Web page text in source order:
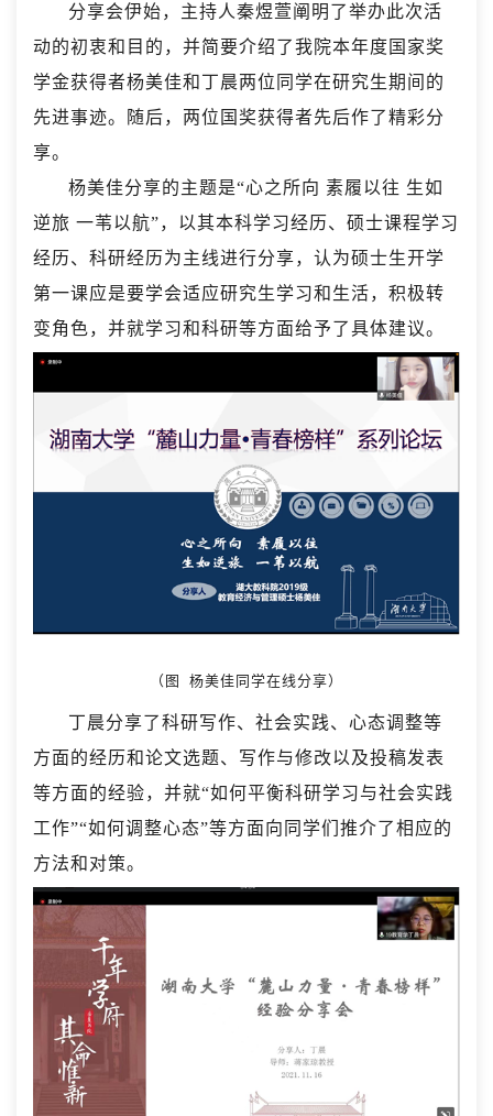
分享会伊始，主持人秦煜萱阐明了举办此次活
动的初衷和目的，并简要介绍了我院本年度国家奖
学金获得者杨美佳和丁晨两位同学在研究生期间的
先进事迹。随后，两位国奖获得者先后作了精彩分
享。
杨美佳分享的主题是“心之所向 素履以往 生如
逆旅 一苇以航”，以其本科学习经历、硕士课程学习
经历、科研经历为主线进行分享，认为硕士生开学
第一课应是要学会适应研究生学习和生活，积极转
变角色，并就学习和科研等方面给予了具体建议。
（图 杨美佳同学在线分享）
丁晨分享了科研写作、社会实践、心态调整等
方面的经历和论文选题、写作与修改以及投稿发表
等方面的经验，并就“如何平衡科研学习与社会实践
工作”“如何调整心态”等方面向同学们推介了相应的
方法和对策。